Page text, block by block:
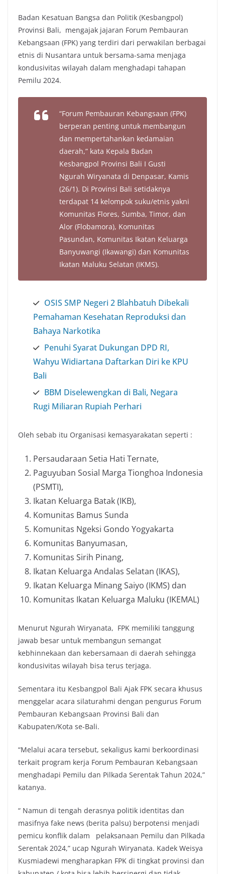
Badan Kesatuan Bangsa dan Politik (Kesbangpol)
Provinsi Bali, mengajak jajaran Forum Pembauran
Kebangsaan (FPK) yang terdiri dari perwakilan berbagai
etnis di Nusantara untuk bersama-sama menjaga
kondusivitas wilayah dalam menghadapi tahapan
Pemilu 2024.
“Forum Pembauran Kebangsaan (FPK)
berperan penting untuk membangun
dan mempertahankan kedamaian
daerah,” kata Kepala Badan
Kesbangpol Provinsi Bali I Gusti
Ngurah Wiryanata di Denpasar, Kamis
(26/1). Di Provinsi Bali setidaknya
terdapat 14 kelompok suku/etnis yakni
Komunitas Flores, Sumba, Timor, dan
Alor (Flobamora), Komunitas
Pasundan, Komunitas Ikatan Keluarga
Banyuwangi (Ikawangi) dan Komunitas
Ikatan Maluku Selatan (IKMS).
OSIS SMP Negeri 2 Blahbatuh Dibekali
Pemahaman Kesehatan Reproduksi dan
Bahaya Narkotika
Penuhi Syarat Dukungan DPD RI,
Wahyu Widiartana Daftarkan Diri ke KPU
Bali
BBM Diselewengkan di Bali, Negara
Rugi Miliaran Rupiah Perhari
Oleh sebab itu Organisasi kemasyarakatan seperti :
Persaudaraan Setia Hati Ternate,
Paguyuban Sosial Marga Tionghoa Indonesia
(PSMTI),
Ikatan Keluarga Batak (IKB),
Komunitas Bamus Sunda
Komunitas Ngeksi Gondo Yogyakarta
Komunitas Banyumasan,
Komunitas Sirih Pinang,
Ikatan Keluarga Andalas Selatan (IKAS),
Ikatan Keluarga Minang Saiyo (IKMS) dan
Komunitas Ikatan Keluarga Maluku (IKEMAL)
Menurut Ngurah Wiryanata, FPK memiliki tanggung
jawab besar untuk membangun semangat
kebhinnekaan dan kebersamaan di daerah sehingga
kondusivitas wilayah bisa terus terjaga.
Sementara itu Kesbangpol Bali Ajak FPK secara khusus
menggelar acara silaturahmi dengan pengurus Forum
Pembauran Kebangsaan Provinsi Bali dan
Kabupaten/Kota se-Bali.
“Melalui acara tersebut, sekaligus kami berkoordinasi
terkait program kerja Forum Pembauran Kebangsaan
menghadapi Pemilu dan Pilkada Serentak Tahun 2024,”
katanya.
“ Namun di tengah derasnya politik identitas dan
masifnya fake news (berita palsu) berpotensi menjadi
pemicu konflik dalam pelaksanaan Pemilu dan Pilkada
Serentak 2024,” ucap Ngurah Wiryanata. Kadek Weisya
Kusmiadewi mengharapkan FPK di tingkat provinsi dan